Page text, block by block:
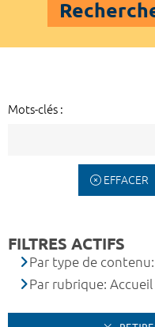
Mots-clés :
EFFACER
FILTRES ACTIFS
Par type de
Par rubrique: Accueil